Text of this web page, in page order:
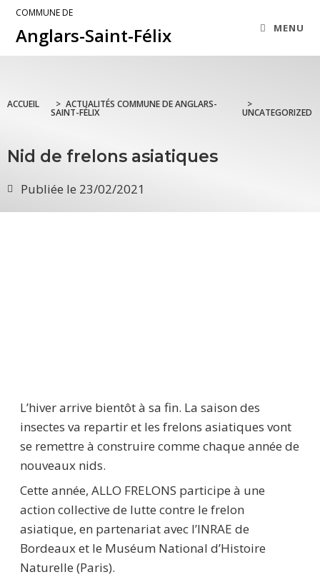
COMMUNE DE
Anglars-Saint-Félix MENU
ACCUEIL > ACTUALITÉS COMMUNE DE ANGLARS-
SAINT-FÉLIX
>
UNCATEGORIZED
Nid de frelons asiatiques
Publiée le 23/02/2021
L’hiver arrive bientôt à sa fin. La saison des
insectes va repartir et les frelons asiatiques vont
se remettre à construire comme chaque année de
nouveaux nids.
Cette année, ALLO FRELONS participe à une
action collective de lutte contre le frelon
asiatique, en partenariat avec l’INRAE de
Bordeaux et le Muséum National d’Histoire
Naturelle (Paris).